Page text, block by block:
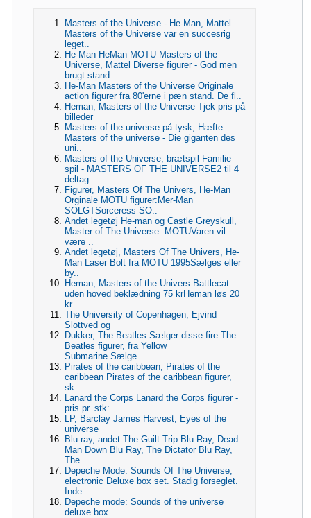
Masters of the Universe - He-Man, Mattel
Masters of the Universe var en succesrig
leget..
He-Man HeMan MOTU Masters of the
Universe, Mattel Diverse figurer - God men
brugt stand..
He-Man Masters of the Universe Originale
action figurer fra 80'erne i pæn stand. De fl..
Heman, Masters of the Universe Tjek pris på
billeder
Masters of the universe på tysk, Hæfte
Masters of the universe - Die giganten des
uni..
Masters of the Universe, brætspil Familie
spil - MASTERS OF THE UNIVERSE2 til 4
deltag..
Figurer, Masters Of The Univers, He-Man
Orginale MOTU figurer:Mer-Man
SOLGTSorceress SO..
Andet legetøj He-man og Castle Greyskull,
Master of The Universe. MOTUVaren vil
være ..
Andet legetøj, Masters Of The Univers, He-
Man Laser Bolt fra MOTU 1995Sælges eller
by..
Heman, Masters of the Univers Battlecat
uden hoved beklædning 75 krHeman løs 20
kr
The University of Copenhagen, Ejvind
Slottved og
Dukker, The Beatles Sælger disse fire The
Beatles figurer, fra Yellow
Submarine.Sælge..
Pirates of the caribbean, Pirates of the
caribbean Pirates of the caribbean figurer,
sk..
Lanard the Corps Lanard the Corps figurer -
pris pr. stk:
LP, Barclay James Harvest, Eyes of the
universe
Blu-ray, andet The Guilt Trip Blu Ray, Dead
Man Down Blu Ray, The Dictator Blu Ray,
The..
Depeche Mode: Sounds Of The Universe,
electronic Deluxe box set. Stadig forseglet.
Inde..
Depeche mode: Sounds of the universe
deluxe box